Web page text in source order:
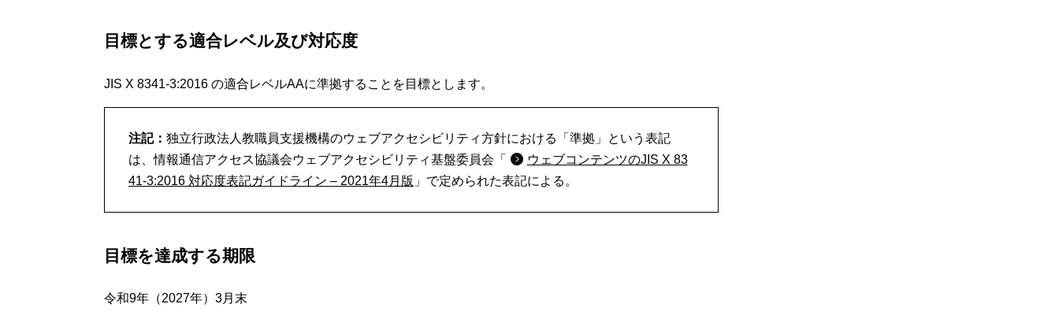
目標とする適合レベル及び対応度
JIS X 8341-3:2016 の適合レベルAAに準拠することを目標とします。
注記： 独立行政法人教職員支援機構のウェブアクセシビリティ方針における「準拠」という表記
は、情報通信アクセス協議会ウェブアクセシビリティ基盤委員会「
ウェブコンテンツのJIS X 83
41-3:2016 対応度表記ガイドライン – 2021年4月版 」で定められた表記による。
目標を達成する期限
令和9年（2027年）3月末